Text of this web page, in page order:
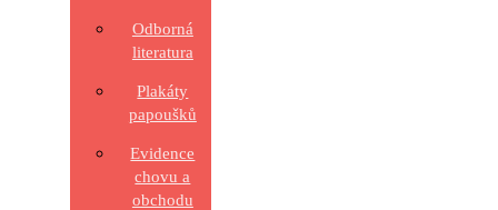
Odborná
literatura
Plakáty
papoušků
Evidence
chovu a
obchodu